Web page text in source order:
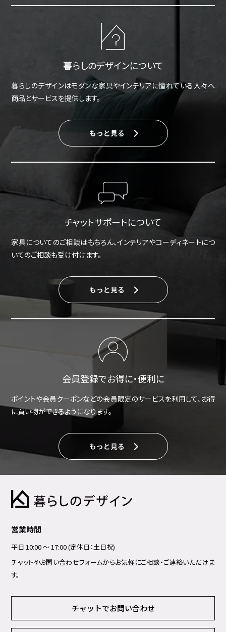
暮らしのデザインについて
暮らしのデザインはモダンな家具やインテリアに憧れている人々へ
商品とサービスを提供します。
もっと見る
チャットサポートについて
家具についてのご相談はもちろん、インテリアやコーディネートにつ
いてのご相談も受け付けます。
もっと見る
会員登録でお得に・便利に
ポイントや会員クーポンなどの会員限定のサービスを利用して、お得
に買い物ができるようになります。
もっと見る
営業時間
平日 10:00 ～ 17:00 (定休日：土日祝)
チャットやお問い合わせフォームからお気軽にご相談・ご連絡いただけま
す。
チャットでお問い合わせ